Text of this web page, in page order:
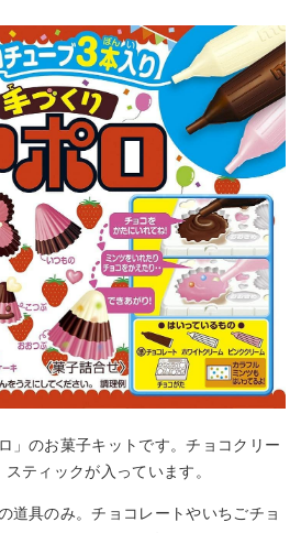
」のお菓子キットです。チョコクリー
ティックが入っています。
道具のみ。チョコレートやいちごチョ